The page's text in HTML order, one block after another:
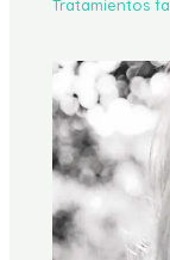
Tratamientos